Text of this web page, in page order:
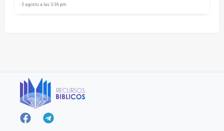
- 5 agosto a las 3:36 pm